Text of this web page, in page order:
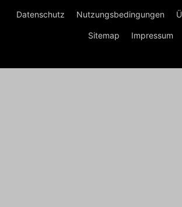
Datenschutz Nutzungsbedingungen
Sitemap Impressum